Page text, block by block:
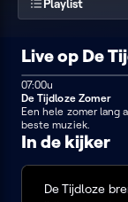
Playlist
Live op De
LIVE
660 min
07:00u
De Tijdloze Zomer
Een hele zomer lang
beste muziek.
In de kijker
De Tijdloze